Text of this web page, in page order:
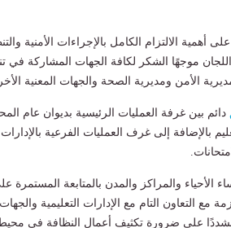
أهمية الالتزام الكامل بالإجراءات الأمنية
اللجان موجهًا الشكر لكافة الجهات المشاركة في
الأمن ومديرية الصحة والجهات المعنية
دائم بين غرفة العمليات الرئيسية بديوان عام
بالإضافة إلى غرف العمليات الفرعية بالإدارات
الأحياء والمراكز والمدن بالمتابعة المستمرة
مع التعاون التام مع الإدارات التعليمية
مشددًا على ضرورة تكثيف أعمال النظافة في